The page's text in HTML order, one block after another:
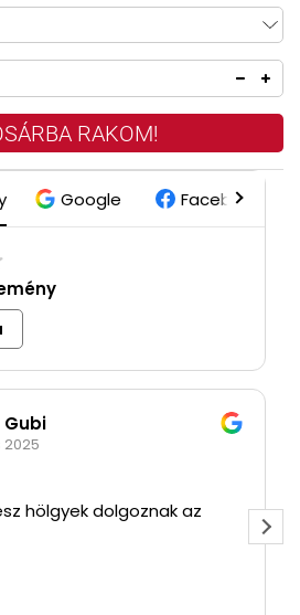
RAKOM!
Google Facebook
Gubi
2025
hölgyek dolgoznak az